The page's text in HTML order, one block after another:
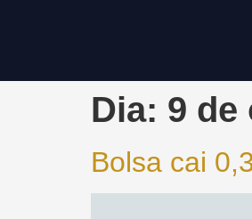
Dia: 9 de
Bolsa cai